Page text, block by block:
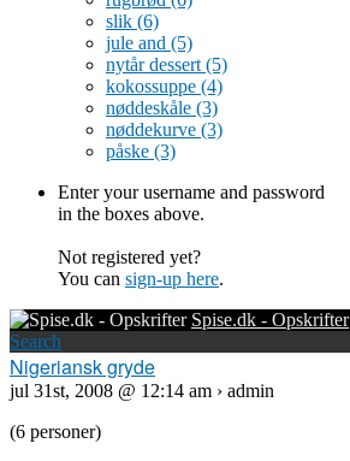
slik (6)
jule and (5)
nytår dessert (5)
kokossuppe (4)
nøddeskåle (3)
nøddekurve (3)
påske (3)
Enter your username and password
in the boxes above.
Not registered yet?
You can sign-up here.
Spise.dk - Opskrifter
Search
Nigeriansk gryde
jul 31st, 2008 @ 12:14 am › admin
(6 personer)